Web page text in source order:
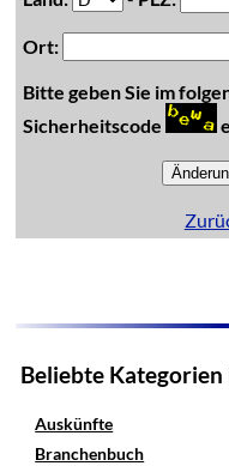
Ort:
Bitte geben Sie im
Sicherheitscode
Beliebte
Auskünfte
Branchenbuch